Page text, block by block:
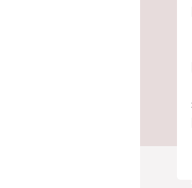
vysoké hodnoty.